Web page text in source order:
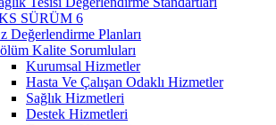
SÜRÜM 6
Değerlendirme Planları
Kalite Sorumluları
Kurumsal Hizmetler
Hasta Ve Çalışan Odaklı Hizmetler
Sağlık Hizmetleri
Destek Hizmetleri